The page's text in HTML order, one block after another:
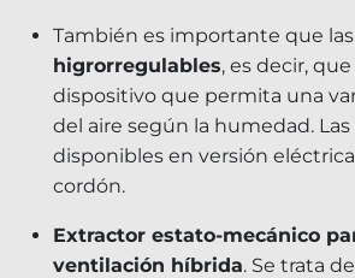
También es importante que las
higrorregulables, es decir,
dispositivo que permita una
del aire según la humedad.
disponibles en versión
cordón.
Extractor estato-mecánico
ventilación híbrida. Se trata